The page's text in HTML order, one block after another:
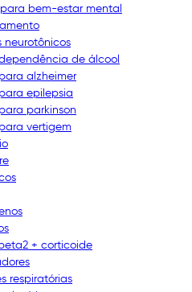
bem-estar mental
neurotônicos
de álcool
alzheimer
epilepsia
parkinson
vertigem
+ corticoide
respiratórias